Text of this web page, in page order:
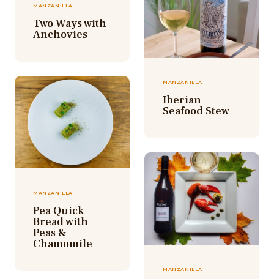
MANZANILLA
Two Ways with
Anchovies
MANZANILLA
Iberian
Seafood Stew
MANZANILLA
Pea Quick
Bread with
Peas &
Chamomile
MANZANILLA